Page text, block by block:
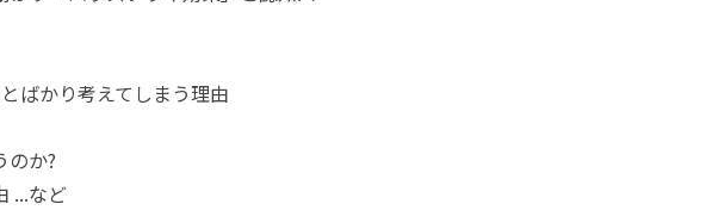
かり考えてしまう理由
のか?
...など